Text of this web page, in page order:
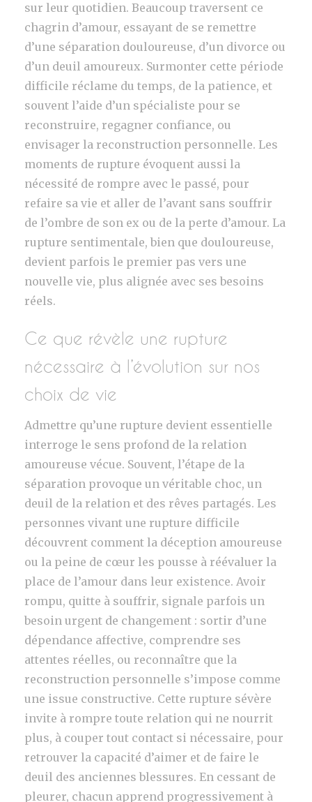
sur leur quotidien. Beaucoup traversent ce
chagrin d’amour, essayant de se remettre
d’une séparation douloureuse, d’un divorce ou
d’un deuil amoureux. Surmonter cette période
difficile réclame du temps, de la patience, et
souvent l’aide d’un spécialiste pour se
reconstruire, regagner confiance, ou
envisager la reconstruction personnelle. Les
moments de rupture évoquent aussi la
nécessité de rompre avec le passé, pour
refaire sa vie et aller de l’avant sans souffrir
de l’ombre de son ex ou de la perte d’amour. La
rupture sentimentale, bien que douloureuse,
devient parfois le premier pas vers une
nouvelle vie, plus alignée avec ses besoins
réels.
Ce que révèle une rupture
nécessaire à l’évolution sur nos
choix de vie
Admettre qu’une rupture devient essentielle
interroge le sens profond de la relation
amoureuse vécue. Souvent, l’étape de la
séparation provoque un véritable choc, un
deuil de la relation et des rêves partagés. Les
personnes vivant une rupture difficile
découvrent comment la déception amoureuse
ou la peine de cœur les pousse à réévaluer la
place de l’amour dans leur existence. Avoir
rompu, quitte à souffrir, signale parfois un
besoin urgent de changement : sortir d’une
dépendance affective, comprendre ses
attentes réelles, ou reconnaître que la
reconstruction personnelle s’impose comme
une issue constructive. Cette rupture sévère
invite à rompre toute relation qui ne nourrit
plus, à couper tout contact si nécessaire, pour
retrouver la capacité d’aimer et de faire le
deuil des anciennes blessures. En cessant de
pleurer, chacun apprend progressivement à